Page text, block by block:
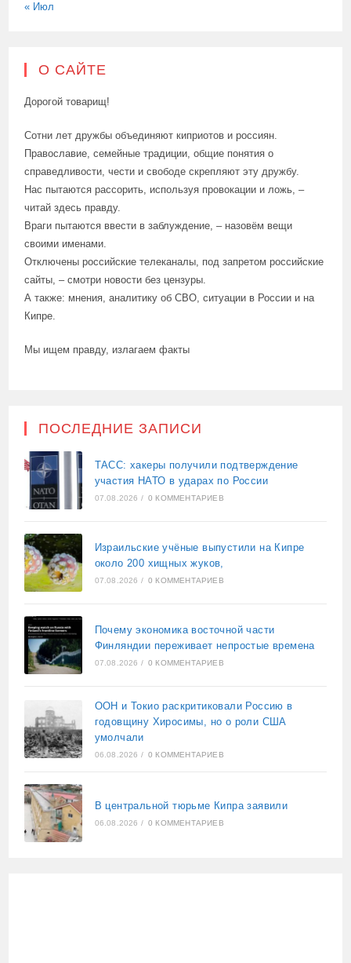
« Июл
О САЙТЕ
Дорогой товарищ!
Сотни лет дружбы объединяют киприотов и россиян.
Православие, семейные традиции, общие понятия о
справедливости, чести и свободе скрепляют эту дружбу.
Нас пытаются рассорить, используя провокации и ложь, –
читай здесь правду.
Враги пытаются ввести в заблуждение, – назовём вещи
своими именами.
Отключены российские телеканалы, под запретом российские
сайты, – смотри новости без цензуры.
А также: мнения, аналитику об СВО, ситуации в России и на
Кипре.
Мы ищем правду, излагаем факты
ПОСЛЕДНИЕ ЗАПИСИ
ТАСС: хакеры получили подтверждение
участия НАТО в ударах по России
07.08.2026 / 0 КОММЕНТАРИЕВ
Израильские учёные выпустили на Кипре
около 200 хищных жуков,
07.08.2026 / 0 КОММЕНТАРИЕВ
Почему экономика восточной части
Финляндии переживает непростые времена
07.08.2026 / 0 КОММЕНТАРИЕВ
ООН и Токио раскритиковали Россию в
годовщину Хиросимы, но о роли США
умолчали
06.08.2026 / 0 КОММЕНТАРИЕВ
В центральной тюрьме Кипра заявили
06.08.2026 / 0 КОММЕНТАРИЕВ